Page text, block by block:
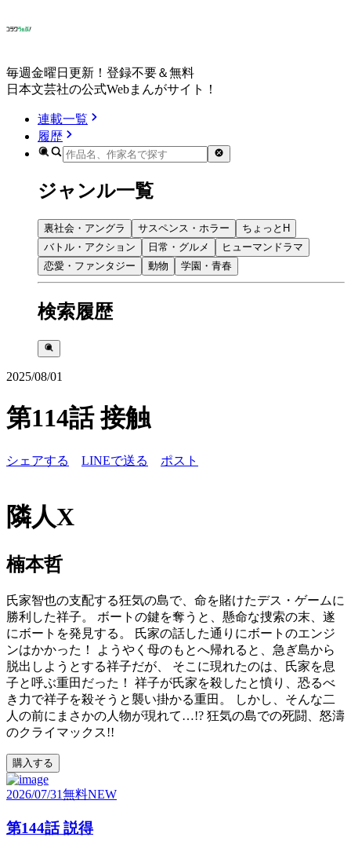
毎週金曜日更新！登録不要＆無料
日本文芸社の公式Webまんがサイト！
連載一覧
履歴
ジャンル一覧
裏社会・アングラ サスペンス・ホラー
ちょっとH
バトル・アクション
日常・グルメ
ヒューマンドラマ
恋愛・ファンタジー
動物 学園・青春
検索履歴
2025/08/01
第114話 接触
シェアする LINEで送る ポスト
隣人X
楠本哲
氏家智也の支配する狂気の島で、命を賭けたデス・ゲームに
勝利した祥子。 ボートの鍵を奪うと、懸命な捜索の末、遂
にボートを発見する。 氏家の話した通りにボートのエンジ
ンはかかった！ ようやく母のもとへ帰れると、急ぎ島から
脱出しようとする祥子だが、 そこに現れたのは、氏家を息
子と呼ぶ重田だった！ 祥子が氏家を殺したと憤り、恐るべ
き力で祥子を殺そうと襲い掛かる重田。 しかし、そんな二
人の前にまさかの人物が現れて…!? 狂気の島での死闘、怒濤
のクライマックス!!
購入する
2026/07/31無料NEW
第144話 説得